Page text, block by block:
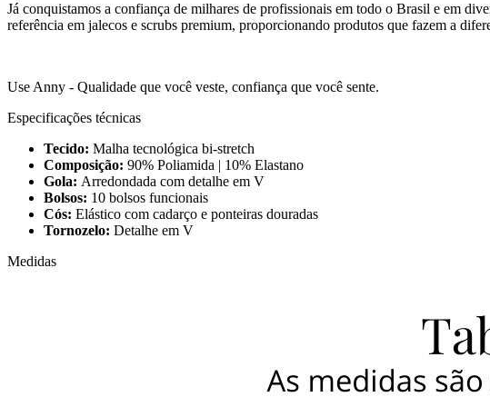
Já conquistamos a confiança de milhares de profissionais em todo o Brasil e em
referência em jalecos e scrubs premium, proporcionando produtos que fazem a
Use Anny - Qualidade que você veste, confiança que você sente.
Especificações técnicas
Tecido: Malha tecnológica bi-stretch
Composição: 90% Poliamida | 10% Elastano
Gola: Arredondada com detalhe em V
Bolsos: 10 bolsos funcionais
Cós: Elástico com cadarço e ponteiras douradas
Tornozelo: Detalhe em V
Medidas